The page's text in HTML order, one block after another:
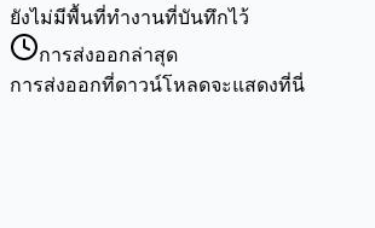
ยังไม่มีพื้นที่ทำงานที่บันทึกไว้
การส่งออกล่าสุด
การส่งออกที่ดาวน์โหลดจะแสดงที่นี่